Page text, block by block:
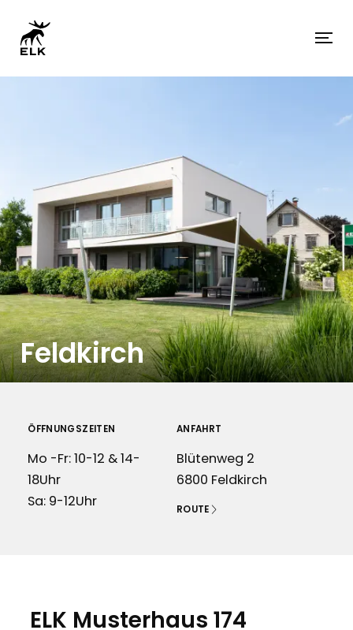
Feldkirch
ÖFFNUNGSZEITEN
Mo -Fr: 10-12 & 14-
18Uhr
Sa: 9-12Uhr
ANFAHRT
Blütenweg 2
6800 Feldkirch
ROUTE
ELK Musterhaus 174